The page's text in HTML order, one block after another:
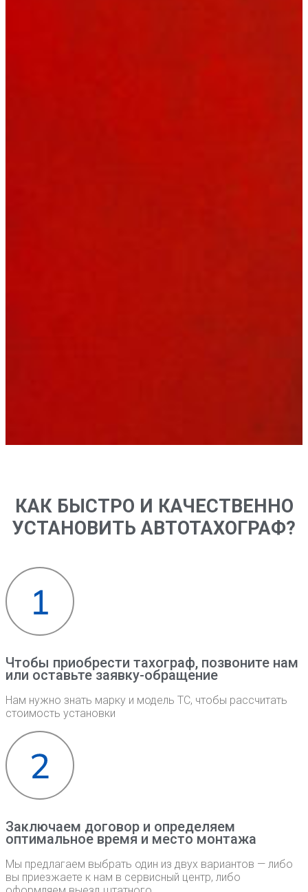
КАК БЫСТРО И КАЧЕСТВЕННО
УСТАНОВИТЬ АВТОТАХОГРАФ?
Чтобы приобрести тахограф, позвоните нам
или оставьте заявку-обращение
Нам нужно знать марку и модель ТС, чтобы рассчитать
стоимость установки
Заключаем договор и определяем
оптимальное время и место монтажа
Мы предлагаем выбрать один из двух вариантов — либо
вы приезжаете к нам в сервисный центр, либо